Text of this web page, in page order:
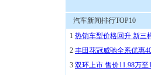
汽车新闻排行TOP10
1 热销车型价格回升 新三
2 丰田花冠威驰全系优惠
3 双环上市 售价11.98万至